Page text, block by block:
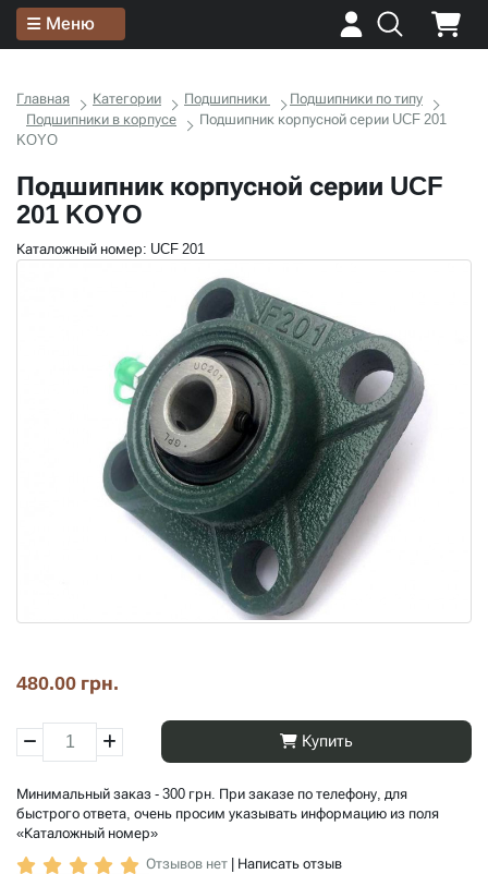
Меню
Главная Категории Подшипники
Подшипники по типу
Подшипники в корпусе
Подшипник корпусной серии UCF 201
KOYO
Подшипник корпусной серии UCF
201 KOYO
Каталожный номер: UCF 201
480.00 грн.
Купить
Минимальный заказ - 300 грн. При заказе по телефону, для
быстрого ответа, очень просим указывать информацию из поля
«Каталожный номер»
Отзывов нет
Написать отзыв